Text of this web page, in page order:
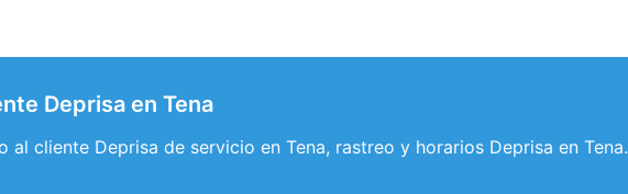
Deprisa en Tena
al cliente Deprisa de servicio en Tena, rastreo y horarios Deprisa en Tena.